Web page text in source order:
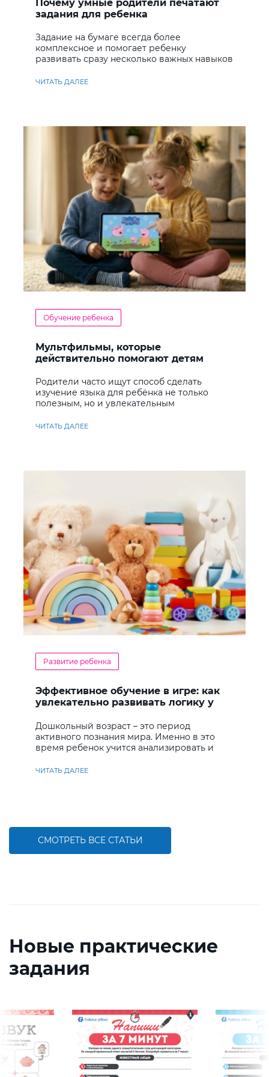
Почему умные родители печатают
задания для ребенка
Задание на бумаге всегда более
комплексное и помогает ребенку
развивать сразу несколько важных навыков
ЧИТАТЬ ДАЛЕЕ
Обучение ребенка
Мультфильмы, которые
действительно помогают детям
Родители часто ищут способ сделать
изучение языка для ребёнка не только
полезным, но и увлекательным
ЧИТАТЬ ДАЛЕЕ
Развитие ребенка
Эффективное обучение в игре: как
увлекательно развивать логику у
Дошкольный возраст – это период
активного познания мира. Именно в это
время ребенок учится анализировать и
ЧИТАТЬ ДАЛЕЕ
СМОТРЕТЬ ВСЕ СТАТЬИ
Новые практические
задания